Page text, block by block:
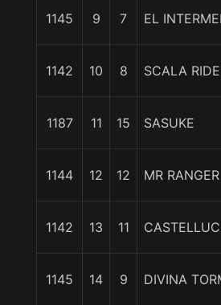
1145 9 7 EL
1142 10 8 SCALA
1187 11 15 SASUKE
1144 12 12 MR RANGER
1142 13 11
1145 14 9 DIVINA